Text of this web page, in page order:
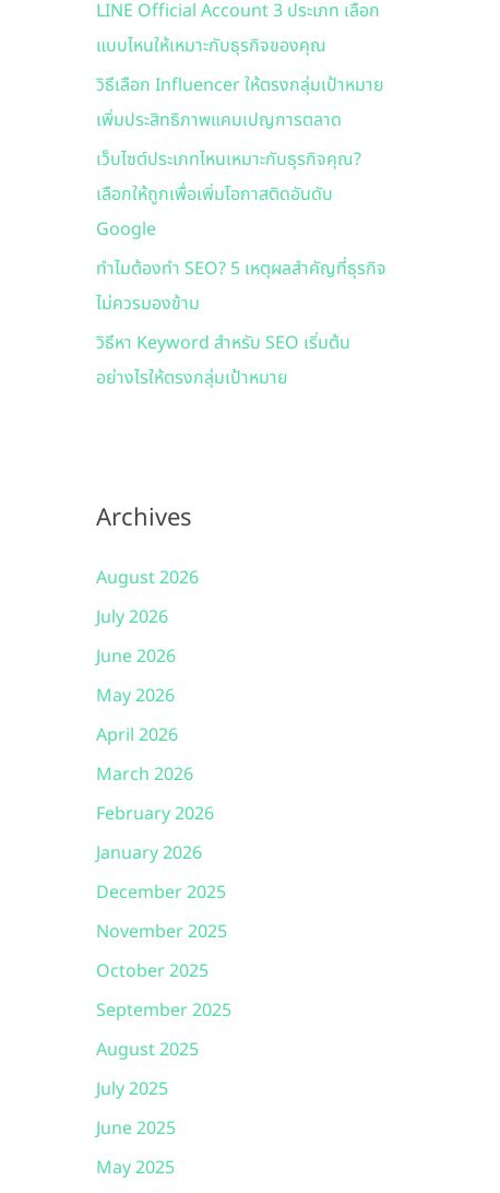
f
o
r
:
LINE Official Account 3 ประเภท เลือก
แบบไหนให้เหมาะกับธุรกิจของคุณ
วิธีเลือก Influencer ให้ตรงกลุ่มเป้าหมาย
เพิ่มประสิทธิภาพแคมเปญการตลาด
เว็บไซต์ประเภทไหนเหมาะกับธุรกิจคุณ?
เลือกให้ถูกเพื่อเพิ่มโอกาสติดอันดับ
Google
ทำไมต้องทำ SEO? 5 เหตุผลสำคัญที่ธุรกิจ
ไม่ควรมองข้าม
วิธีหา Keyword สำหรับ SEO เริ่มต้น
อย่างไรให้ตรงกลุ่มเป้าหมาย
Archives
August 2026
July 2026
June 2026
May 2026
April 2026
March 2026
February 2026
January 2026
December 2025
November 2025
October 2025
September 2025
August 2025
July 2025
June 2025
May 2025